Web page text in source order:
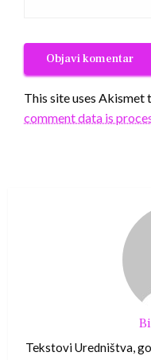
This site uses Akismet
comment data is
Tekstovi Uredništva,